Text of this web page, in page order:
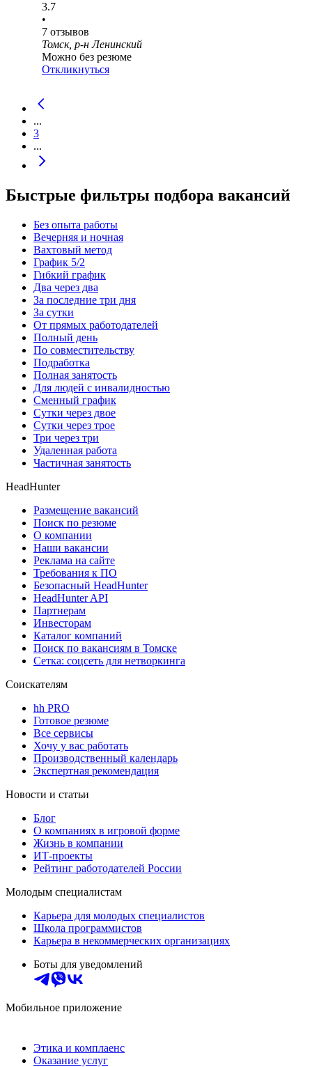
3.7
•
7 отзывов
Томск, р-н Ленинский
Можно без резюме
Откликнуться
...
3
...
Быстрые фильтры подбора вакансий
Без опыта работы
Вечерняя и ночная
Вахтовый метод
График 5/2
Гибкий график
Два через два
За последние три дня
За сутки
От прямых работодателей
Полный день
По совместительству
Подработка
Полная занятость
Для людей с инвалидностью
Сменный график
Сутки через двое
Сутки через трое
Три через три
Удаленная работа
Частичная занятость
HeadHunter
Размещение вакансий
Поиск по резюме
О компании
Наши вакансии
Реклама на сайте
Требования к ПО
Безопасный HeadHunter
HeadHunter API
Партнерам
Инвесторам
Каталог компаний
Поиск по вакансиям в Томске
Сетка: соцсеть для нетворкинга
Соискателям
hh PRO
Готовое резюме
Все сервисы
Хочу у вас работать
Производственный календарь
Экспертная рекомендация
Новости и статьи
Блог
О компаниях в игровой форме
Жизнь в компании
ИТ-проекты
Рейтинг работодателей России
Молодым специалистам
Карьера для молодых специалистов
Школа программистов
Карьера в некоммерческих организациях
Боты для уведомлений
Мобильное приложение
Этика и комплаенс
Оказание услуг